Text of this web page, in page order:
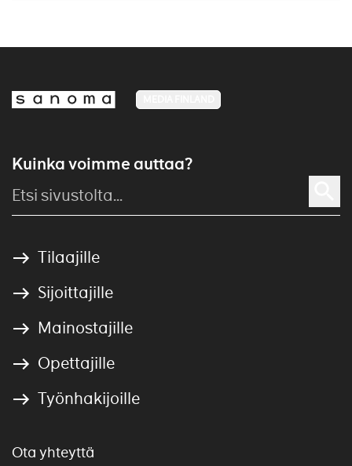
Kuinka voimme auttaa?
Tilaajille
Sijoittajille
Mainostajille
Opettajille
Työnhakijoille
Ota yhteyttä